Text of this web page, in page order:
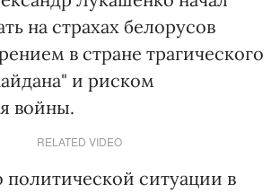
на страхах белорусов
в стране трагического
и риском
войны.
RELATED VIDEO
политической ситуации в